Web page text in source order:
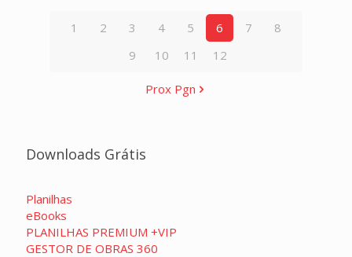
1 2 3 4 5 6 7
8
9
10 11 12
Prox Pgn
Downloads Grátis
Planilhas
eBooks
PLANILHAS PREMIUM +VIP
GESTOR DE OBRAS 360